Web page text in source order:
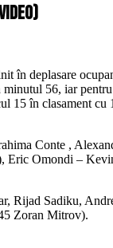
în deplasare
minutul 56, iar
15 în clasament
Conte ,
Eric Omondi –
Rijad Sadiku,
Zoran Mitrov).